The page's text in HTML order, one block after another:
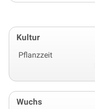
Kultur
Pflanzzeit
Wuchs